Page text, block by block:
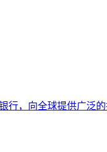
行，向全球提供广泛